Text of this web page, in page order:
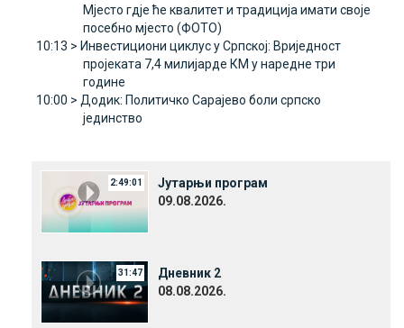
Мјесто гдје ће квалитет и традиција имати своје
посебно мјесто (ФОТО)
10:13 > Инвестициони циклус у Српској: Вриједност
пројеката 7,4 милијарде КМ у наредне три
године
10:00 > Додик: Политичко Сарајево боли српско
јединство
2:49:01
Јутарњи програм
09.08.2026.
31:47
Дневник 2
08.08.2026.